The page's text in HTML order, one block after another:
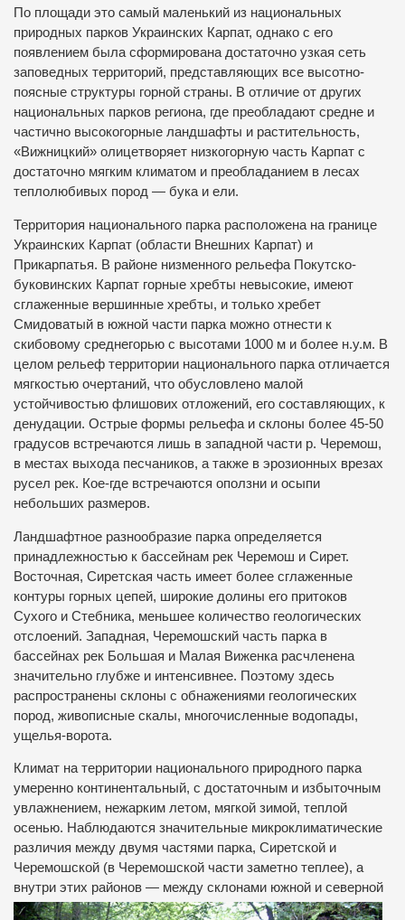
По площади это самый маленький из национальных
природных парков Украинских Карпат, однако с его
появлением была сформирована достаточно узкая сеть
заповедных территорий, представляющих все высотно-
поясные структуры горной страны. В отличие от других
национальных парков региона, где преобладают средне и
частично высокогорные ландшафты и растительность,
«Вижницкий» олицетворяет низкогорную часть Карпат с
достаточно мягким климатом и преобладанием в лесах
теплолюбивых пород — бука и ели.
Территория национального парка расположена на границе
Украинских Карпат (области Внешних Карпат) и
Прикарпатья. В районе низменного рельефа Покутско-
буковинских Карпат горные хребты невысокие, имеют
сглаженные вершинные хребты, и только хребет
Смидоватый в южной части парка можно отнести к
скибовому среднегорью с высотами 1000 м и более н.у.м. В
целом рельеф территории национального парка отличается
мягкостью очертаний, что обусловлено малой
устойчивостью флишових отложений, его составляющих, к
денудации. Острые формы рельефа и склоны более 45-50
градусов встречаются лишь в западной части р. Черемош,
в местах выхода песчаников, а также в эрозионных врезах
русел рек. Кое-где встречаются оползни и осыпи
небольших размеров.
Ландшафтное разнообразие парка определяется
принадлежностью к бассейнам рек Черемош и Сирет.
Восточная, Сиретская часть имеет более сглаженные
контуры горных цепей, широкие долины его притоков
Сухого и Стебника, меньшее количество геологических
отслоений. Западная, Черемошский часть парка в
бассейнах рек Большая и Малая Виженка расчленена
значительно глубже и интенсивнее. Поэтому здесь
распространены склоны с обнажениями геологических
пород, живописные скалы, многочисленные водопады,
ущелья-ворота.
Климат на территории национального природного парка
умеренно континентальный, с достаточным и избыточным
увлажнением, нежарким летом, мягкой зимой, теплой
осенью. Наблюдаются значительные микроклиматические
различия между двумя частями парка, Сиретской и
Черемошской (в Черемошской части заметно теплее), а
внутри этих районов — между склонами южной и северной